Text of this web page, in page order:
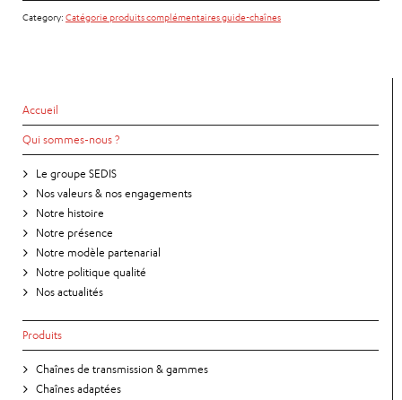
Category: Catégorie produits complémentaires guide-chaînes
Accueil
Qui sommes-nous ?
Le groupe SEDIS
Nos valeurs & nos engagements
Notre histoire
Notre présence
Notre modèle partenarial
Notre politique qualité
Nos actualités
Produits
Chaînes de transmission & gammes
Chaînes adaptées